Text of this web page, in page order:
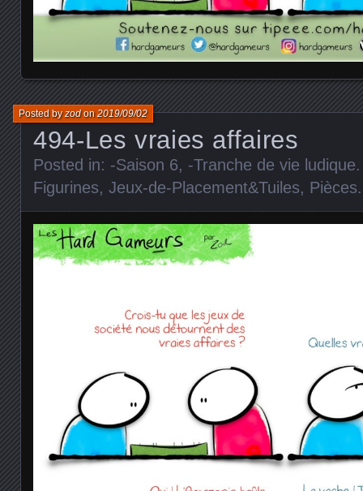
494-Les vraies affaires
Posted byzodon2019/09/02
Posted in: -Saison 6, -Tranche de vie ludique
Figurines, Jeux-de-Placement&Tuiles, Pièces.